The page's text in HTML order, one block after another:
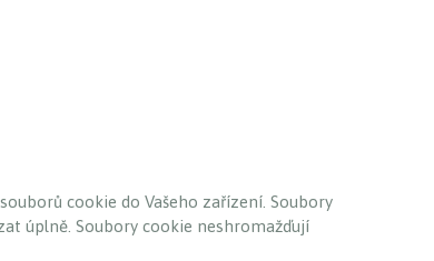
cookie do Vašeho zařízení. Soubory
úplně. Soubory cookie neshromažďují